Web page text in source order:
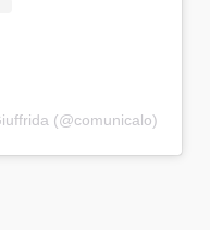
(@comunicalo)